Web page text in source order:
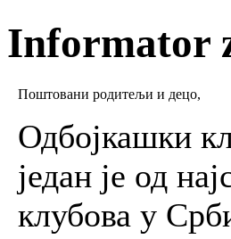
Informator
Поштовани родитељи и децо,
Одбојкашки
један је од
клубова у